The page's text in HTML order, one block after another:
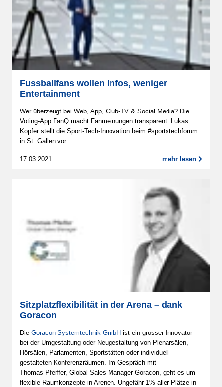
Fussballfans wollen Infos, weniger
Entertainment
Wer überzeugt bei Web, App, Club-TV & Social Media? Die
Voting-App FanQ macht Fanmeinungen transparent. Lukas
Kopfer stellt die Sport-Tech-Innovation beim #sportstechforum
in St. Gallen vor.
17.03.2021 mehr lesen
Sitzplatzflexibilität in der Arena – dank
Goracon
Die Goracon Systemtechnik GmbH ist ein grosser Innovator
bei der Umgestaltung oder Neugestaltung von Plenarsälen,
Hörsälen, Parlamenten, Sportstätten oder individuell
gestalteten Konferenzräumen. Im Gespräch mit
Thomas Pfeiffer, Global Sales Manager Goracon, geht es um
flexible Raumkonzepte in Arenen. Ungefähr 1% aller Plätze in